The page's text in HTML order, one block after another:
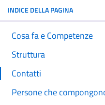
INDICE DELLA PAGINA
Cosa fa e Competenze
Struttura
Contatti
Persone che